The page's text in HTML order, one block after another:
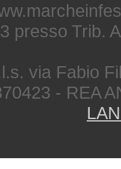
presso Trib.
via Fabio
- REA